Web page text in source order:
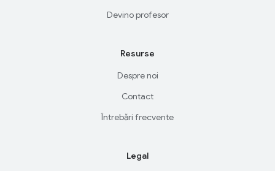
Devino profesor
Resurse
Despre noi
Contact
Întrebări frecvente
Legal